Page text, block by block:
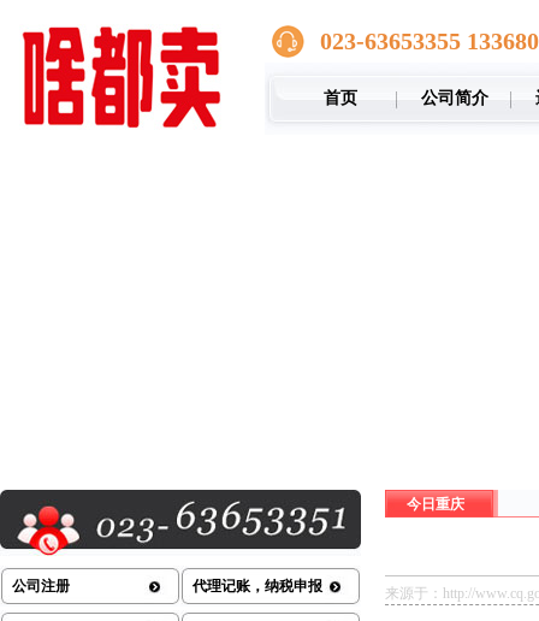
023-63653355
首页 公司简介
公司注册 代理记账，纳税申报
今日重庆
来源于：http://